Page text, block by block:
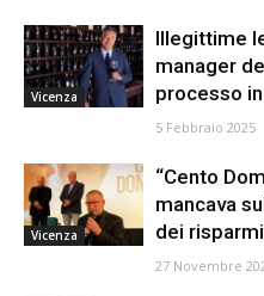
Vicenza
Illegittime
manager
processo
5 Febbraio 2025
Vicenza
“Cento
mancava
dei
27 Novembre